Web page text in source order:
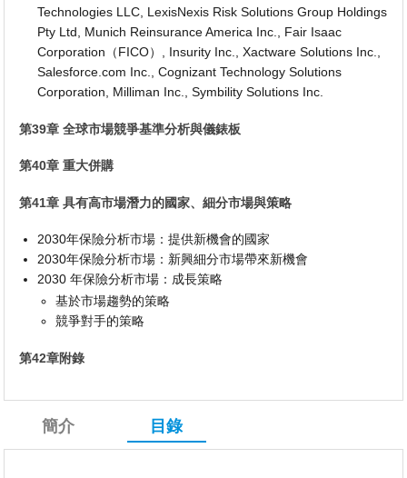
Technologies LLC, LexisNexis Risk Solutions Group Holdings
Pty Ltd, Munich Reinsurance America Inc., Fair Isaac
Corporation（FICO）, Insurity Inc., Xactware Solutions Inc.,
Salesforce.com Inc., Cognizant Technology Solutions
Corporation, Milliman Inc., Symbility Solutions Inc.
第39章 全球市場競爭基準分析與儀錶板
第40章 重大併購
第41章 具有高市場潛力的國家、細分市場與策略
2030年保險分析市場：提供新機會的國家
2030年保險分析市場：新興細分市場帶來新機會
2030 年保險分析市場：成長策略
基於市場趨勢的策略
競爭對手的策略
第42章附錄
簡介 目錄